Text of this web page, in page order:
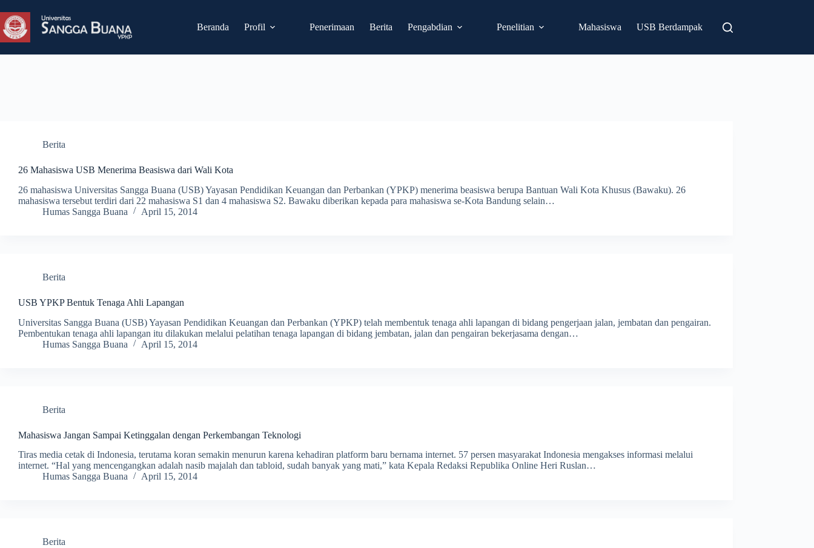
to
content
Sistem Informasi
Beranda
Profil Penerimaan Berita Pengabdian Penelitian Mahasiswa USB Berdampak
Berita
26 Mahasiswa USB Menerima Beasiswa dari Wali Kota
26 mahasiswa Universitas Sangga Buana (USB) Yayasan Pendidikan Keuangan dan Perbankan (YPKP) menerima beasiswa berupa Bantuan Wali Kota Khusus (Bawaku). 26
mahasiswa tersebut terdiri dari 22 mahasiswa S1 dan 4 mahasiswa S2. Bawaku diberikan kepada para mahasiswa se-Kota Bandung selain…
Humas Sangga Buana
April 15, 2014
Berita
USB YPKP Bentuk Tenaga Ahli Lapangan
Universitas Sangga Buana (USB) Yayasan Pendidikan Keuangan dan Perbankan (YPKP) telah membentuk tenaga ahli lapangan di bidang pengerjaan jalan, jembatan dan pengairan.
Pembentukan tenaga ahli lapangan itu dilakukan melalui pelatihan tenaga lapangan di bidang jembatan, jalan dan pengairan bekerjasama dengan…
Humas Sangga Buana
April 15, 2014
Berita
Mahasiswa Jangan Sampai Ketinggalan dengan Perkembangan Teknologi
Tiras media cetak di Indonesia, terutama koran semakin menurun karena kehadiran platform baru bernama internet. 57 persen masyarakat Indonesia mengakses informasi melalui
internet. “Hal yang mencengangkan adalah nasib majalah dan tabloid, sudah banyak yang mati,” kata Kepala Redaksi Republika Online Heri Ruslan…
Humas Sangga Buana
April 15, 2014
Berita